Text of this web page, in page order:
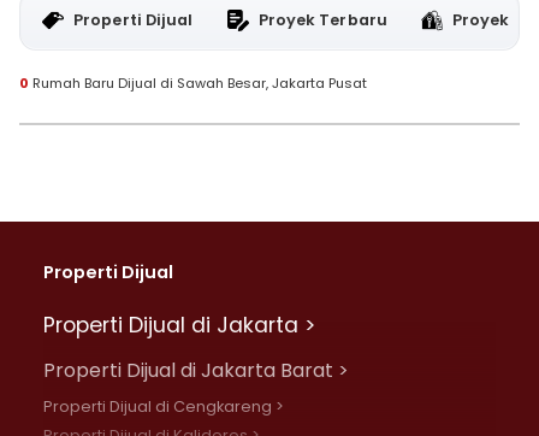
Properti Dijual Proyek Terbaru Proyek
0 Rumah Baru Dijual di Sawah Besar, Jakarta Pusat
Properti Dijual
Properti Dijual di Jakarta >
Properti Dijual di Jakarta Barat >
Properti Dijual di Cengkareng >